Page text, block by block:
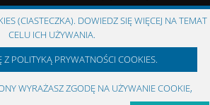
na całym świecie za współczesny styl,
obszarów morskich.
(CIASTECZKA). DOWIEDZ SIĘ WIĘCEJ NA TEMAT
CELU ICH UŻYWANIA.
Z POLITYKĄ PRYWATNOŚCI COOKIES.
WYRAŻASZ ZGODĘ NA UŻYWANIE COOKIE,